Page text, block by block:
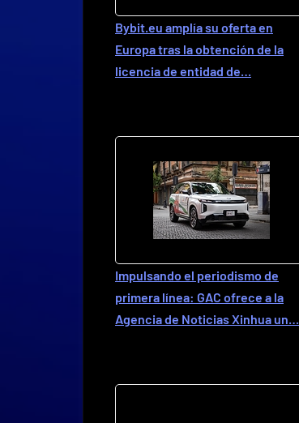
Bybit.eu amplía su oferta en
Europa tras la obtención de la
licencia de entidad de…
Impulsando el periodismo de
primera línea: GAC ofrece a la
Agencia de Noticias Xinhua un…